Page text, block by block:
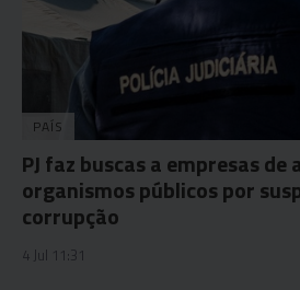
PAÍS
PJ faz buscas a empresas de
organismos públicos por
corrupção
4 Jul 11:31